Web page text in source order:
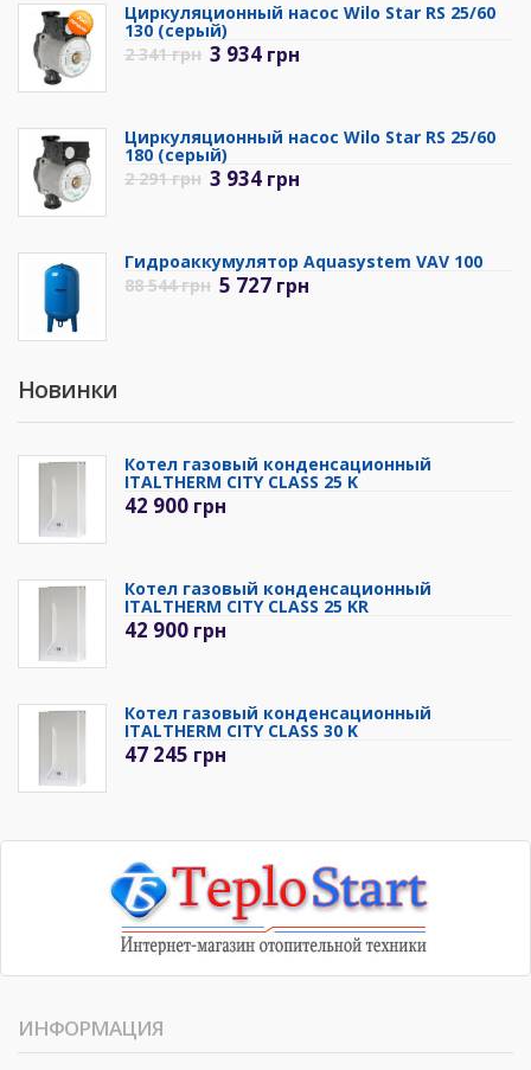
Циркуляционный насос Wilo Star RS 25/60
130 (серый)
2 341грн 3 934 грн
Циркуляционный насос Wilo Star RS 25/60
180 (серый)
2 291грн 3 934 грн
Гидроаккумулятор Aquasystem VAV 100
88 544грн 5 727 грн
Новинки
Котел газовый конденсационный
ITALTHERM CITY CLASS 25 K
42 900 грн
Котел газовый конденсационный
ITALTHERM CITY CLASS 25 KR
42 900 грн
Котел газовый конденсационный
ITALTHERM CITY CLASS 30 K
47 245 грн
ИНФОРМАЦИЯ